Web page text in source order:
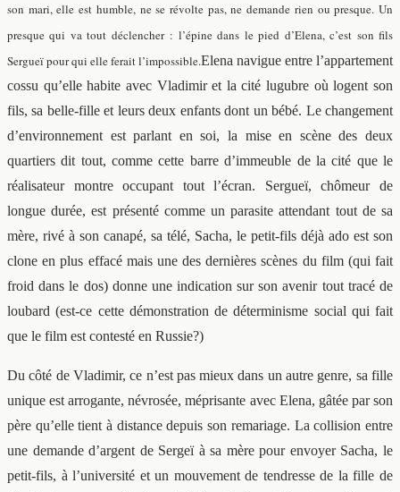
son mari, elle est humble, ne se révolte pas, ne demande rien ou presque. Un
presque qui va tout déclencher : l’épine dans le pied d’Elena, c’est son fils
Sergueï pour qui elle ferait l’impossible.Elena navigue entre l’appartement
cossu qu’elle habite avec Vladimir et la cité lugubre où logent son
fils, sa belle-fille et leurs deux enfants dont un bébé. Le changement
d’environnement est parlant en soi, la mise en scène des deux
quartiers dit tout, comme cette barre d’immeuble de la cité que le
réalisateur montre occupant tout l’écran. Sergueï, chômeur de
longue durée, est présenté comme un parasite attendant tout de sa
mère, rivé à son canapé, sa télé, Sacha, le petit-fils déjà ado est son
clone en plus effacé mais une des dernières scènes du film (qui fait
froid dans le dos) donne une indication sur son avenir tout tracé de
loubard (est-ce cette démonstration de déterminisme social qui fait
que le film est contesté en Russie?)
Du côté de Vladimir, ce n’est pas mieux dans un autre genre, sa fille
unique est arrogante, névrosée, méprisante avec Elena, gâtée par son
père qu’elle tient à distance depuis son remariage. La collision entre
une demande d’argent de Sergeï à sa mère pour envoyer Sacha, le
petit-fils, à l’université et un mouvement de tendresse de la fille de